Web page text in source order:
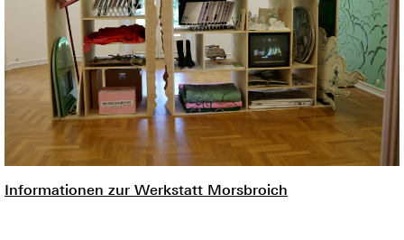
Informationen zur Werkstatt Morsbroich